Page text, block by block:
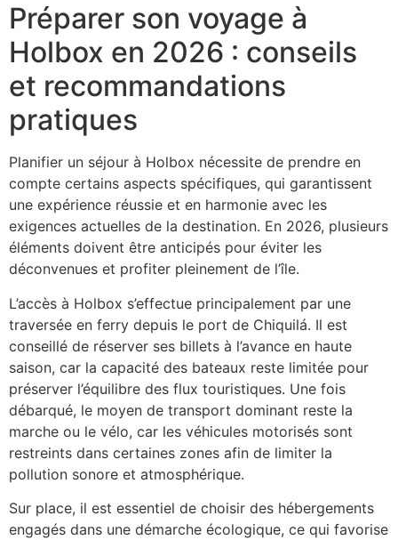
Préparer son voyage à
Holbox en 2026 : conseils
et recommandations
pratiques
Planifier un séjour à Holbox nécessite de prendre en
compte certains aspects spécifiques, qui garantissent
une expérience réussie et en harmonie avec les
exigences actuelles de la destination. En 2026, plusieurs
éléments doivent être anticipés pour éviter les
déconvenues et profiter pleinement de l’île.
L’accès à Holbox s’effectue principalement par une
traversée en ferry depuis le port de Chiquilá. Il est
conseillé de réserver ses billets à l’avance en haute
saison, car la capacité des bateaux reste limitée pour
préserver l’équilibre des flux touristiques. Une fois
débarqué, le moyen de transport dominant reste la
marche ou le vélo, car les véhicules motorisés sont
restreints dans certaines zones afin de limiter la
pollution sonore et atmosphérique.
Sur place, il est essentiel de choisir des hébergements
engagés dans une démarche écologique, ce qui favorise